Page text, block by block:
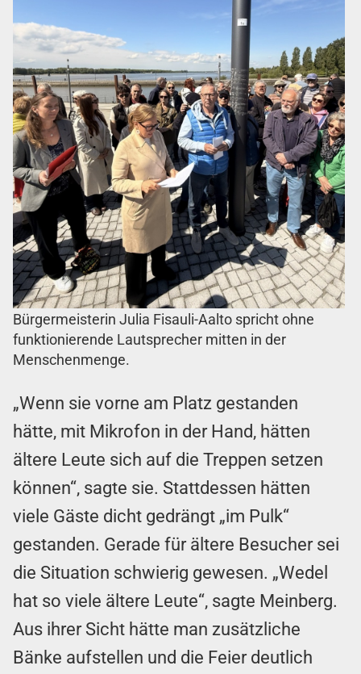
Bürgermeisterin Julia Fisauli-Aalto spricht ohne
funktionierende Lautsprecher mitten in der
Menschenmenge.
„Wenn sie vorne am Platz gestanden
hätte, mit Mikrofon in der Hand, hätten
ältere Leute sich auf die Treppen setzen
können“, sagte sie. Stattdessen hätten
viele Gäste dicht gedrängt „im Pulk“
gestanden. Gerade für ältere Besucher sei
die Situation schwierig gewesen. „Wedel
hat so viele ältere Leute“, sagte Meinberg.
Aus ihrer Sicht hätte man zusätzliche
Bänke aufstellen und die Feier deutlich